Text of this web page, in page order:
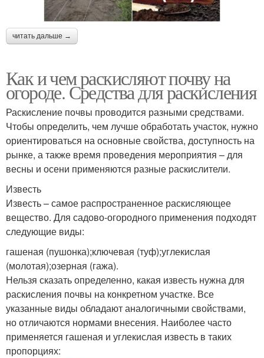
читать дальше →
Как и чем раскисляют почву на
огороде. Средства для раскисления
Раскисление почвы проводится разными средствами.
Чтобы определить, чем лучше обработать участок, нужно
ориентироваться на основные свойства, доступность на
рынке, а также время проведения мероприятия – для
весны и осени применяются разные раскислители.
Известь
Известь – самое распространенное раскисляющее
вещество. Для садово-огородного применения подходят
следующие виды:
гашеная (пушонка);ключевая (туф);углекислая
(молотая);озерная (гажа).
Нельзя сказать определенно, какая известь нужна для
раскисления почвы на конкретном участке. Все
указанные виды обладают аналогичными свойствами,
но отличаются нормами внесения. Наиболее часто
применяется гашеная и углекислая известь в таких
пропорциях: